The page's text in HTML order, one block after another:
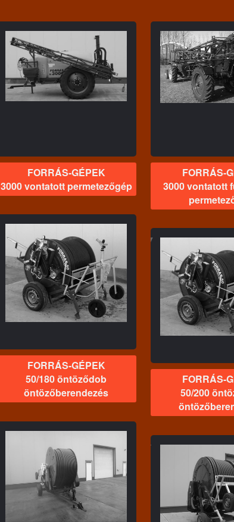
FORRÁS-GÉPEK
3000 vontatott permetezőgép
FORRÁS-GÉPEK
3000 vontatott full paralell
permetezőgép
FORRÁS-
3000 vontatott
4000
FORRÁS-GÉPEK
50/180 öntöződob
öntözőberendezés
FORRÁS-GÉPEK
50/200 öntöződob
öntözőberendezés
FORRÁS-
50/200
63/280 E
FORRÁS-GÉPEK
90/420 Öntöződob
öntözőberendezés
110/450